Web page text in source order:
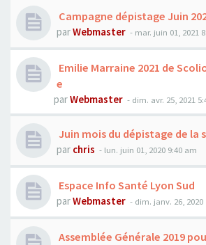
Campagne dépistage Juin
parWebmaster - mar. juin 01, 2021
Emilie Marraine 2021 de
e
parWebmaster - dim. avr. 25, 2021
Juin mois du dépistage de la
par chris - lun. juin 01, 2020 9:40 am
Espace Info Santé Lyon Sud
parWebmaster - dim. janv. 26, 2020
Assemblée Générale 2019